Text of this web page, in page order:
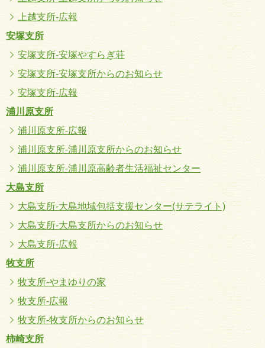
上越支所-広報
安塚支所
安塚支所-安塚やすらぎ荘
安塚支所-安塚支所からのお知らせ
安塚支所-広報
浦川原支所
浦川原支所-広報
浦川原支所-浦川原支所からのお知らせ
浦川原支所-浦川原高齢者生活福祉センター
大島支所
大島支所-大島地域包括支援センター(サテライト)
大島支所-大島支所からのお知らせ
大島支所-広報
牧支所
牧支所-やまゆりの家
牧支所-広報
牧支所-牧支所からのお知らせ
柿崎支所